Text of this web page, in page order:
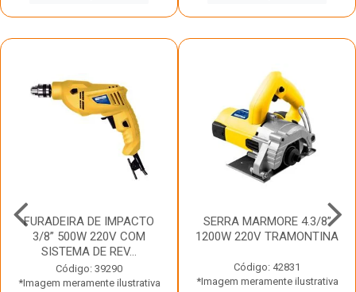
FURADEIRA DE IMPACTO
3/8” 500W 220V COM
SISTEMA DE REV...
Código: 39290
*Imagem meramente ilustrativa
SERRA MARMORE 4.3/8”
1200W 220V TRAMONTINA
Código: 42831
*Imagem meramente ilustrativa